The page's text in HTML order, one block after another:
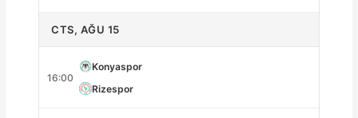
CTS, AĞU 15
16:00
Konyaspor
Rizespor